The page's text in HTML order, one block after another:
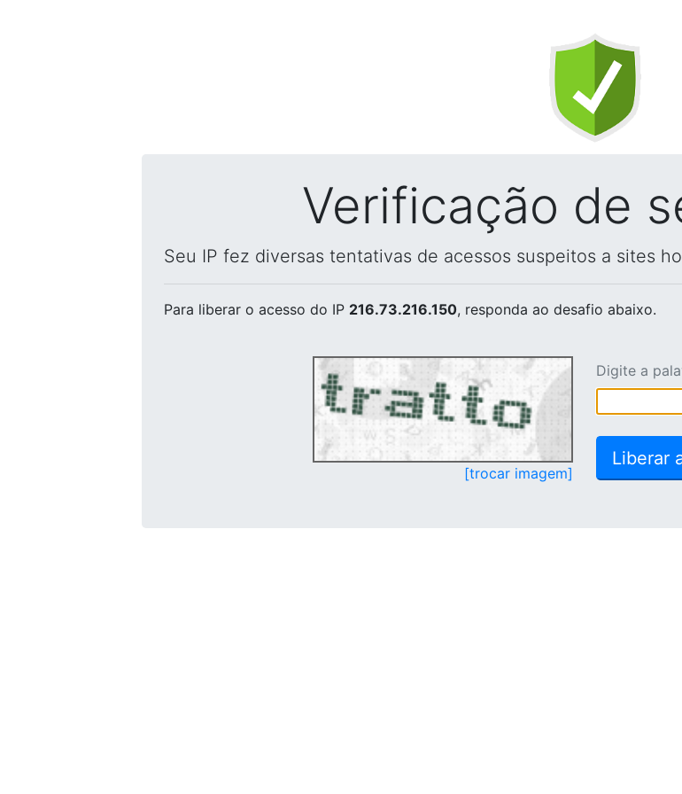
Verificação de
Seu IP fez diversas tentativas de acessos suspeitos a sites
Para liberar o acesso do IP 216.73.216.150, responda ao desafio abaixo.
[trocar imagem]
Digite a